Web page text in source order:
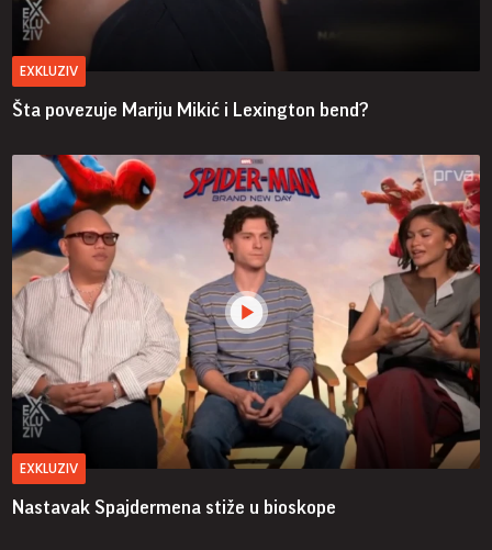
EXKLUZIV
Šta povezuje Mariju Mikić i Lexington bend?
EXKLUZIV
Nastavak Spajdermena stiže u bioskope